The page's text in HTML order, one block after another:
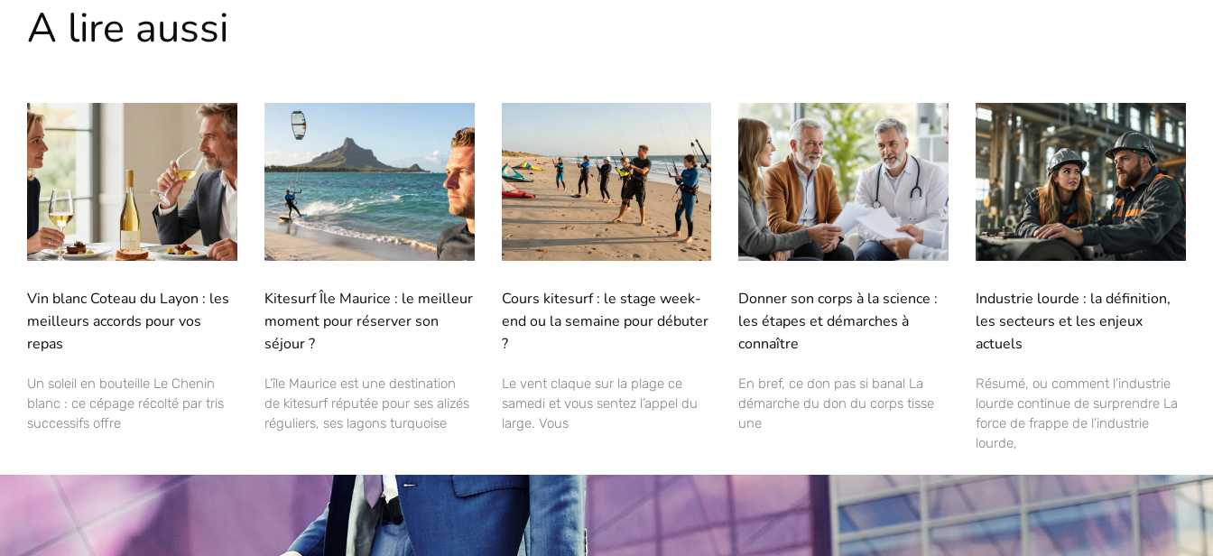
A lire aussi
Vin blanc Coteau du Layon : les
meilleurs accords pour vos
repas
Un soleil en bouteille Le Chenin
blanc : ce cépage récolté par tris
successifs offre
Kitesurf Île Maurice : le meilleur
moment pour réserver son
séjour ?
L’île Maurice est une destination
de kitesurf réputée pour ses alizés
réguliers, ses lagons turquoise
Cours kitesurf : le stage week-
end ou la semaine pour débuter
?
Le vent claque sur la plage ce
samedi et vous sentez l’appel du
large. Vous
Donner son corps à la science :
les étapes et démarches à
connaître
En bref, ce don pas si banal La
démarche du don du corps tisse
une
Industrie lourde : la définition,
les secteurs et les enjeux
actuels
Résumé, ou comment l’industrie
lourde continue de surprendre La
force de frappe de l’industrie
lourde,